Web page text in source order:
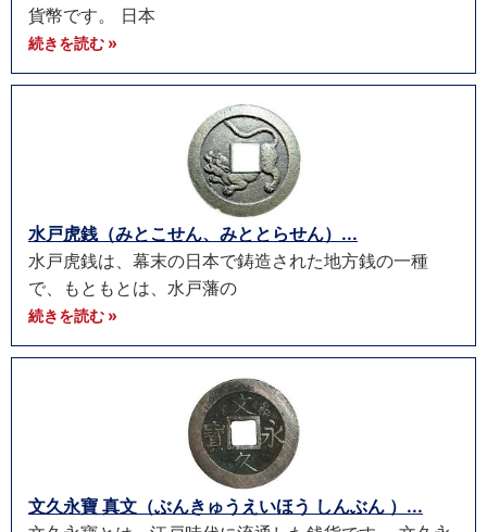
貨幣です。 日本
続きを読む »
水戸虎銭（みとこせん、みととらせん）...
水戸虎銭は、幕末の日本で鋳造された地方銭の一種
で、もともとは、水戸藩の
続きを読む »
文久永寶 真文（ぶんきゅうえいほう しんぶん ）...